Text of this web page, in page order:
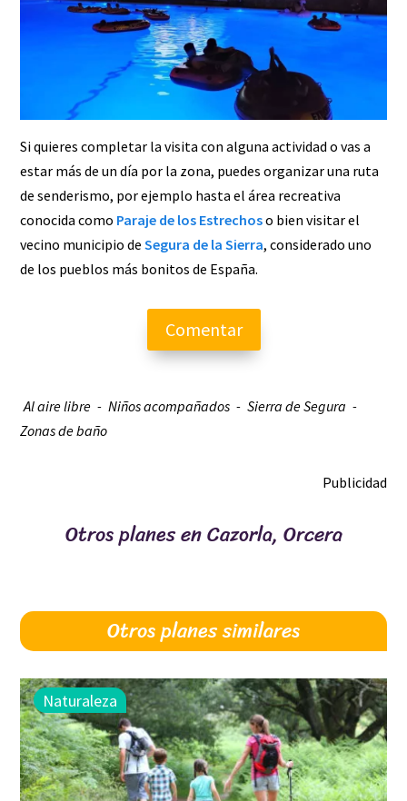
Si quieres completar la visita con alguna actividad o vas a
estar más de un día por la zona, puedes organizar una ruta
de senderismo, por ejemplo hasta el área recreativa
conocida como Paraje de los Estrechoso bien visitar el
vecino municipio deSegura de la Sierra, considerado uno
de los pueblos más bonitos de España.
Comentar
Al aire libre Niños acompañados
Sierra de Segura
Zonas de baño
Publicidad
Otros planes en Cazorla, Orcera
Otros planes similares
Naturaleza